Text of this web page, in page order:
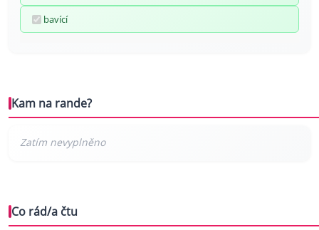
bavící
Kam na rande?
Co rád/a čtu